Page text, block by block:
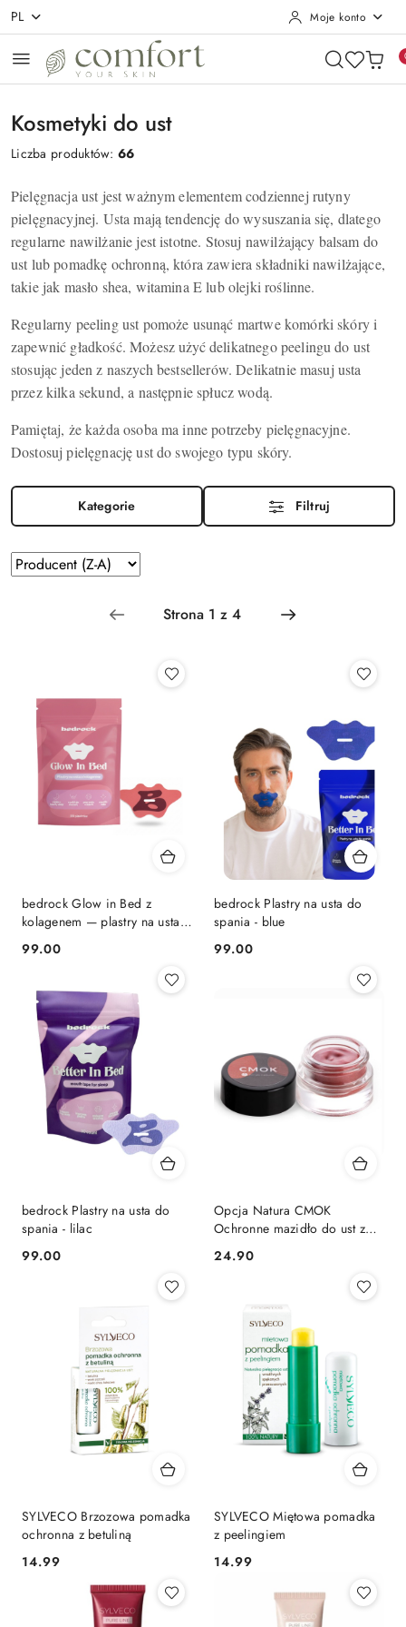
Przejdź do treści głównej
Przejdź do wyszukiwarki
Przejdź do moje konto
Przejdź do menu głównego
Przejdź do stopki
PL Moje konto
Kosmetyki do ust
Liczba produktów:66
Pielęgnacja ust jest ważnym elementem codziennej rutyny
pielęgnacyjnej. Usta mają tendencję do wysuszania się, dlatego
regularne nawilżanie jest istotne. Stosuj nawilżający balsam do
ust lub pomadkę ochronną, która zawiera składniki nawilżające,
takie jak masło shea, witamina E lub olejki roślinne.
Regularny peeling ust pomoże usunąć martwe komórki skóry i
zapewnić gładkość. Możesz użyć delikatnego peelingu do ust
stosując jeden z naszych bestsellerów. Delikatnie masuj usta
przez kilka sekund, a następnie spłucz wodą.
Pamiętaj, że każda osoba ma inne potrzeby pielęgnacyjne.
Dostosuj pielęgnację ust do swojego typu skóry.
Kategorie Filtruj
Zastosowano
sortowanie:
Sortuj
według
bedrock Glow in Bed z
kolagenem — plastry na usta
do spania
Cena:
99.00
bedrock Plastry na usta do
spania - blue
Cena:
99.00
bedrock Plastry na usta do
spania - lilac
Cena:
99.00
Opcja Natura CMOK
Ochronne mazidło do ust z
Cena:
24.90
SYLVECO Brzozowa pomadka
ochronna z betuliną
Cena:
14.99
SYLVECO Miętowa pomadka
z peelingiem
Cena:
14.99